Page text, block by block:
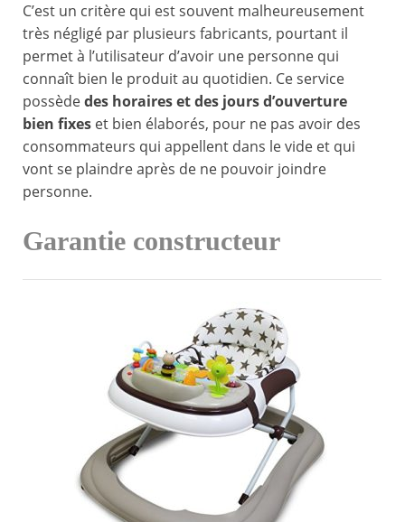
C’est un critère qui est souvent malheureusement
très négligé par plusieurs fabricants, pourtant il
permet à l’utilisateur d’avoir une personne qui
connaît bien le produit au quotidien. Ce service
possèdedes horaires et des jours d’ouverture
bien fixes et bien élaborés, pour ne pas avoir des
consommateurs qui appellent dans le vide et qui
vont se plaindre après de ne pouvoir joindre
personne.
Garantie constructeur